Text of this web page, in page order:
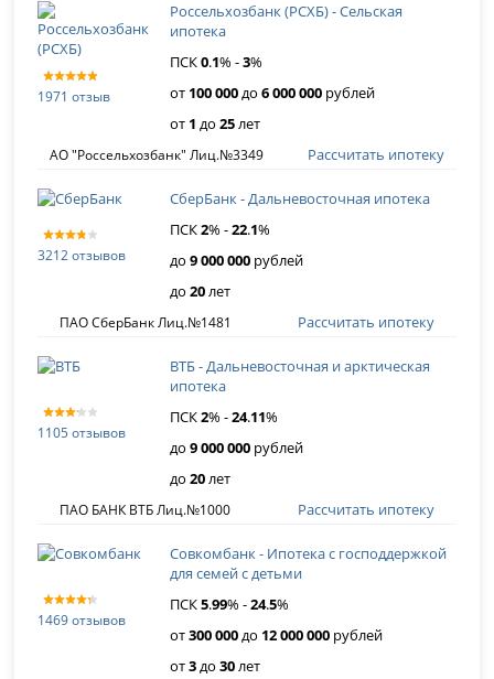
1971 отзыв
Россельхозбанк (РСХБ) - Сельская
ипотека
ПСК0.1% -3%
от 100 000до6 000 000 рублей
от 1 до25лет
АО "Россельхозбанк" Лиц.№3349 Рассчитать ипотеку
3212 отзывов
СберБанк - Дальневосточная ипотека
ПСК2% -22.1%
до9 000 000 рублей
до20лет
ПАО СберБанк Лиц.№1481 Рассчитать ипотеку
1105 отзывов
ВТБ - Дальневосточная и арктическая
ипотека
ПСК2% -24.11%
до9 000 000 рублей
до20лет
ПАО БАНК ВТБ Лиц.№1000 Рассчитать ипотеку
1469 отзывов
Совкомбанк - Ипотека с господдержкой
для семей с детьми
ПСК5.99% -24.5%
от300 000до 12 000 000 рублей
от3до30лет